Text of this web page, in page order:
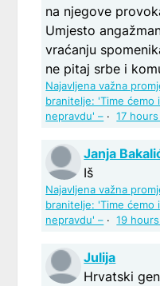
na njegove
Umjesto
vraćanju
ne pitaj srbe i
Najavljena važna
branitelje: 'Time ćemo
nepravdu' – ·17
Janja
Iš
Najavljena važna
branitelje: 'Time ćemo
nepravdu' – ·19
Julija
Hrvatski